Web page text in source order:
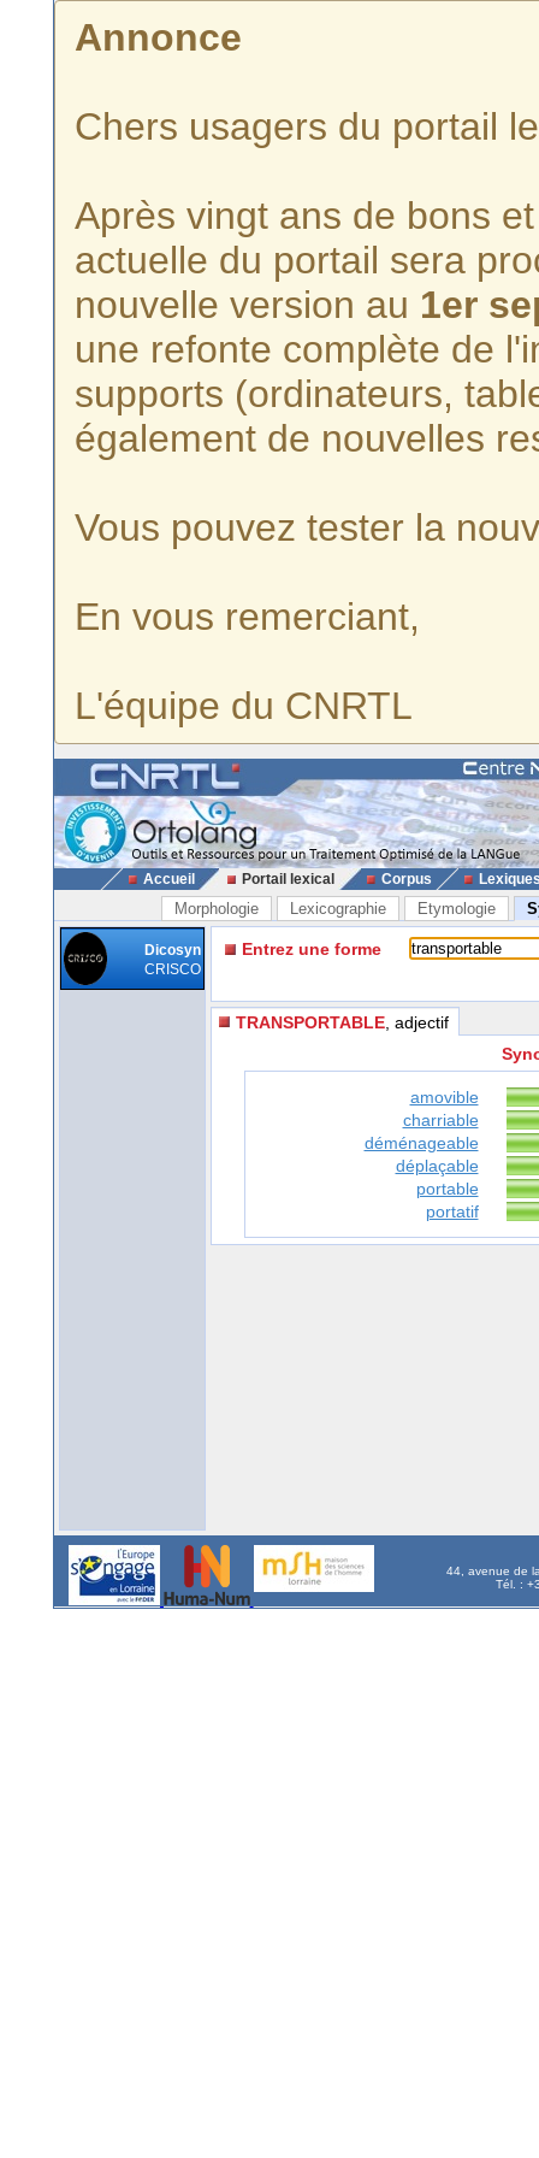
Annonce
Chers usagers du portail
Après vingt ans de bons
actuelle du portail sera
nouvelle version au 1er
une refonte complète de
supports (ordinateurs,
également de nouvelles
Vous pouvez tester la
En vous remerciant,
L'équipe du CNRTL
Accueil Portail lexical Corpus
Morphologie Lexicographie Etymologie
Dicosyn
CRISCO
Entrez une forme
TRANSPORTABLE , adjectif
amovible
charriable
déménageable
déplaçable
portable
portatif
44, avenue de
Tél. :